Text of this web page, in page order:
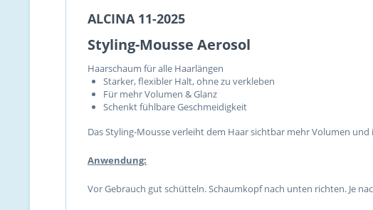
ALCINA 11-2025
Styling-Mousse Aerosol
Haarschaum für alle Haarlängen
Starker, flexibler Halt, ohne zu verkleben
Für mehr Volumen & Glanz
Schenkt fühlbare Geschmeidigkeit
Das Styling-Mousse verleiht dem Haar sichtbar mehr Volumen
Anwendung:
Vor Gebrauch gut schütteln. Schaumkopf nach unten richten. Je